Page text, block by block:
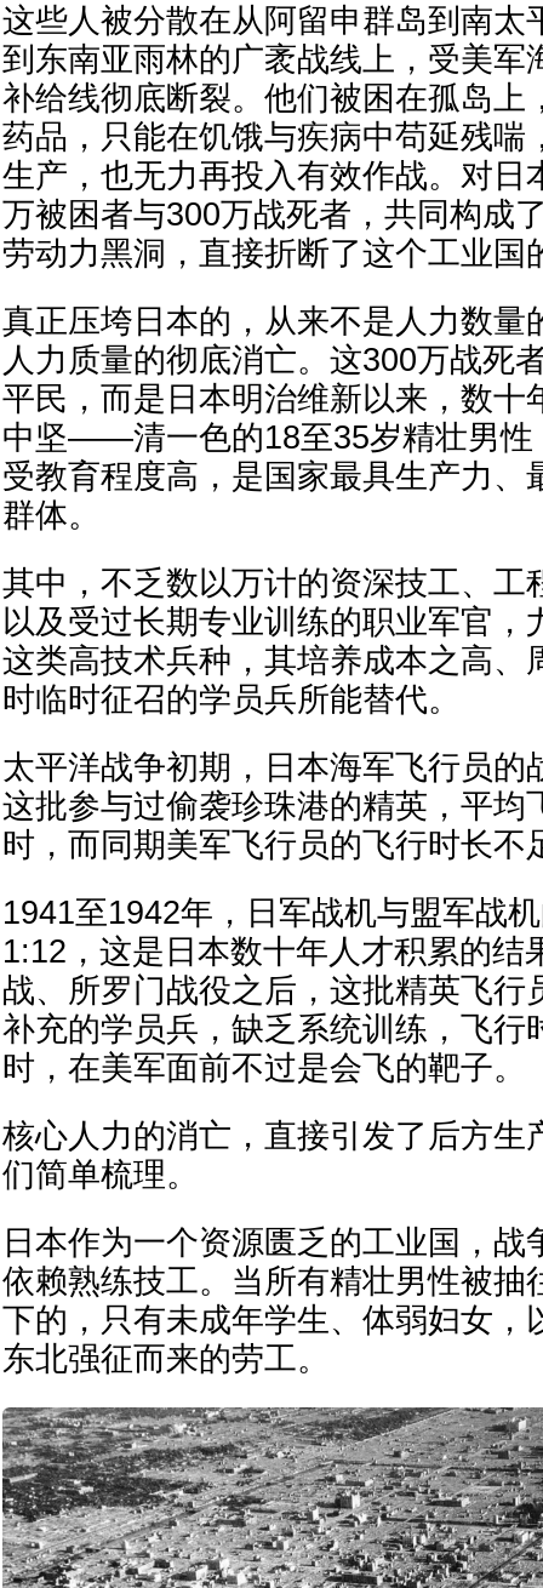
这些人被分散在从阿留申群岛到南太
到东南亚雨林的广袤战线上，受美军
补给线彻底断裂。他们被困在孤岛上
药品，只能在饥饿与疾病中苟延残喘
生产，也无力再投入有效作战。对日
万被困者与300万战死者，共同构成
劳动力黑洞，直接折断了这个工业国
真正压垮日本的，从来不是人力数量
人力质量的彻底消亡。这300万战死
平民，而是日本明治维新以来，数十
中坚——清一色的18至35岁精壮男性
受教育程度高，是国家最具生产力、
群体。
其中，不乏数以万计的资深技工、工
以及受过长期专业训练的职业军官，
这类高技术兵种，其培养成本之高、
时临时征召的学员兵所能替代。
太平洋战争初期，日本海军飞行员的
这批参与过偷袭珍珠港的精英，平均
时，而同期美军飞行员的飞行时长不
1941至1942年，日军战机与盟军战
1:12，这是日本数十年人才积累的结
战、所罗门战役之后，这批精英飞行
补充的学员兵，缺乏系统训练，飞行
时，在美军面前不过是会飞的靶子。
核心人力的消亡，直接引发了后方生
们简单梳理。
日本作为一个资源匮乏的工业国，战
依赖熟练技工。当所有精壮男性被抽
下的，只有未成年学生、体弱妇女，
东北强征而来的劳工。